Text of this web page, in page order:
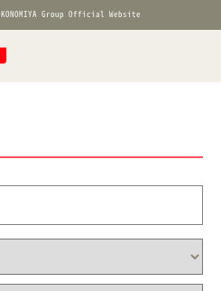
KONOMIYA Group Official Website